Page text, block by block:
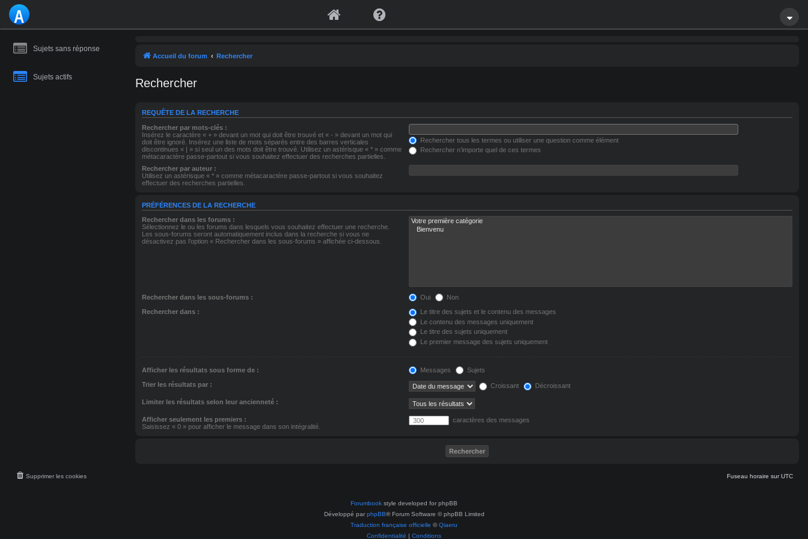
A
T
R
Sujets sans réponse
Sujets actifs
Accueil du forum Rechercher
Rechercher
REQUÊTE DE LA RECHERCHE
Rechercher par mots-clés :
Insérez le caractère « + » devant un mot qui doit être trouvé et « - » devant un mot qui
doit être ignoré. Insérez une liste de mots séparés entre des barres verticales
discontinues « | » si seul un des mots doit être trouvé. Utilisez un astérisque « * » comme
métacaractère passe-partout si vous souhaitez effectuer des recherches partielles.
Rechercher tous les termes ou utiliser une question comme élément
Rechercher n’importe quel de ces termes
Rechercher par auteur :
Utilisez un astérisque « * » comme métacaractère passe-partout si vous souhaitez
effectuer des recherches partielles.
PRÉFÉRENCES DE LA RECHERCHE
Rechercher dans les forums :
Sélectionnez le ou les forums dans lesquels vous souhaitez effectuer une recherche.
Les sous-forums seront automatiquement inclus dans la recherche si vous ne
désactivez pas l’option « Rechercher dans les sous-forums » affichée ci-dessous.
Rechercher dans les sous-forums : Oui Non
Rechercher dans :
Le titre des sujets et le contenu des messages
Le contenu des messages uniquement
Le titre des sujets uniquement
Le premier message des sujets uniquement
Afficher les résultats sous forme de : Messages Sujets
Trier les résultats par : Croissant Décroissant
Limiter les résultats selon leur ancienneté :
Afficher seulement les premiers :
Saisissez « 0 » pour afficher le message dans son intégralité.
caractères des messages
Fuseau horaire surUTC
Supprimer les cookies
Forumbook style developed for phpBB
Développé par phpBB® Forum Software © phpBB Limited
Traduction française officielle ©Qiaeru
Confidentialité | Conditions